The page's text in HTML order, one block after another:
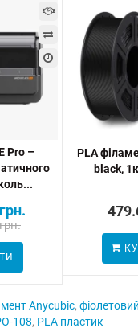
Pro –
PLA
black,
Anycubic, фіолетовий
108, PLA пластик